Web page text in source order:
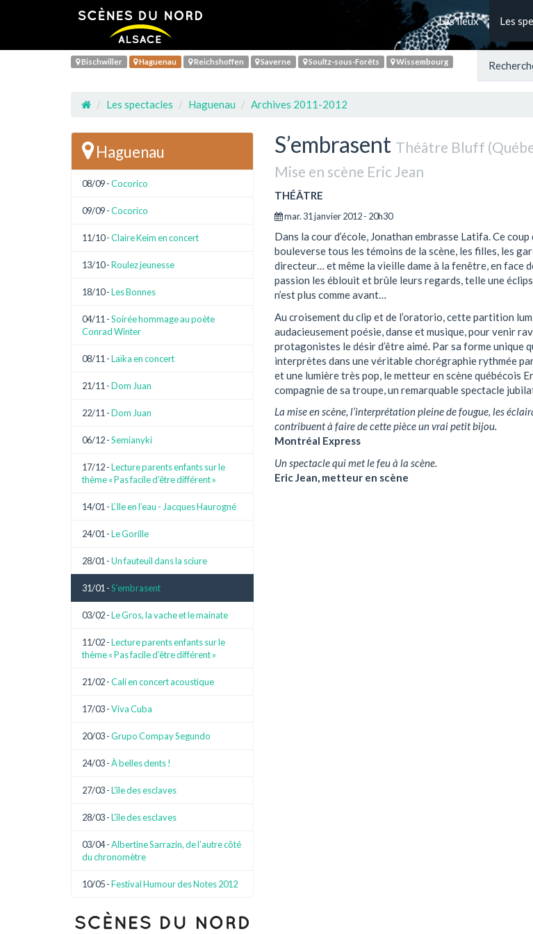
Les lieux Les
Bischwiller Haguenau Reichshoffen Saverne Soultz-sous-Forêts Wissembourg
Les spectacles Haguenau Archives 2011-2012
S’embrasent Théâtre Bluff
Mise en scène Eric Jean
THÉÂTRE
mar. 31 janvier 2012 - 20h30
Dans la cour d’école, Jonathan embrasse Latifa. Ce
bouleverse tous les témoins de la scène, les filles, les
directeur… et même la vieille dame à la fenêtre, en face
passion les éblouit et brûle leurs regards, telle une
n’est plus comme avant…
Au croisement du clip et de l’oratorio, cette partition
audacieusement poésie, danse et musique, pour venir
protagonistes le désir d’être aimé. Par sa forme unique
interprètes dans une véritable chorégraphie rythmée
et une lumière très pop, le metteur en scène québécois
compagnie de sa troupe, un remarquable spectacle
La mise en scène, l’interprétation pleine de fougue, les
contribuent à faire de cette pièce un vrai petit bijou.
Montréal Express
Un spectacle qui met le feu à la scène.
Eric Jean, metteur en scène
Haguenau
08/09 -Cocorico
09/09 -Cocorico
11/10 -Claire Keim en concert
13/10 -Roulez jeunesse
18/10 -Les Bonnes
04/11 -Soirée hommage au poète
Conrad Winter
08/11 -Laïka en concert
21/11 -Dom Juan
22/11 -Dom Juan
06/12 -Semianyki
17/12 -Lecture parents enfants sur le
thème « Pas facile d’être différent »
14/01 -L’Ile en l’eau - Jacques Haurogné
24/01 -Le Gorille
28/01 -Un fauteuil dans la sciure
31/01 -S’embrasent
03/02 -Le Gros, la vache et le mainate
11/02 -Lecture parents enfants sur le
thème « Pas facile d’être différent »
21/02 -Cali en concert acoustique
17/03 -Viva Cuba
20/03 -Grupo Compay Segundo
24/03 -À belles dents !
27/03 -L’île des esclaves
28/03 -L’île des esclaves
03/04 -Albertine Sarrazin, de l’autre côté
du chronomètre
10/05 -Festival Humour des Notes 2012